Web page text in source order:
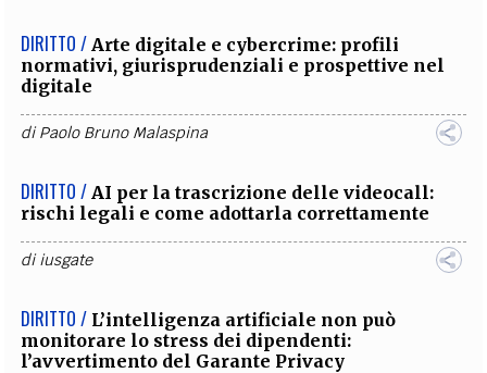
DIRITTO / Arte digitale e cybercrime: profili
normativi, giurisprudenziali e prospettive nel
digitale
diPaolo Bruno Malaspina
DIRITTO / AI per la trascrizione delle videocall:
rischi legali e come adottarla correttamente
diiusgate
DIRITTO / L’intelligenza artificiale non può
monitorare lo stress dei dipendenti:
l’avvertimento del Garante Privacy